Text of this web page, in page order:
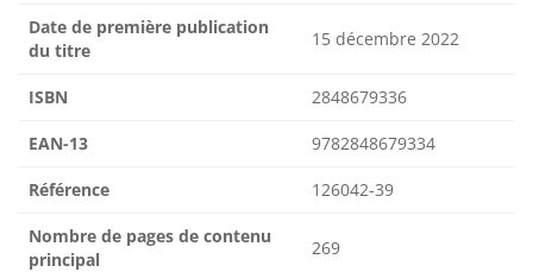
Date de première publication
du titre
15 décembre 2022
ISBN 2848679336
EAN-13 9782848679334
Référence 126042-39
Nombre de pages de contenu
principal
269